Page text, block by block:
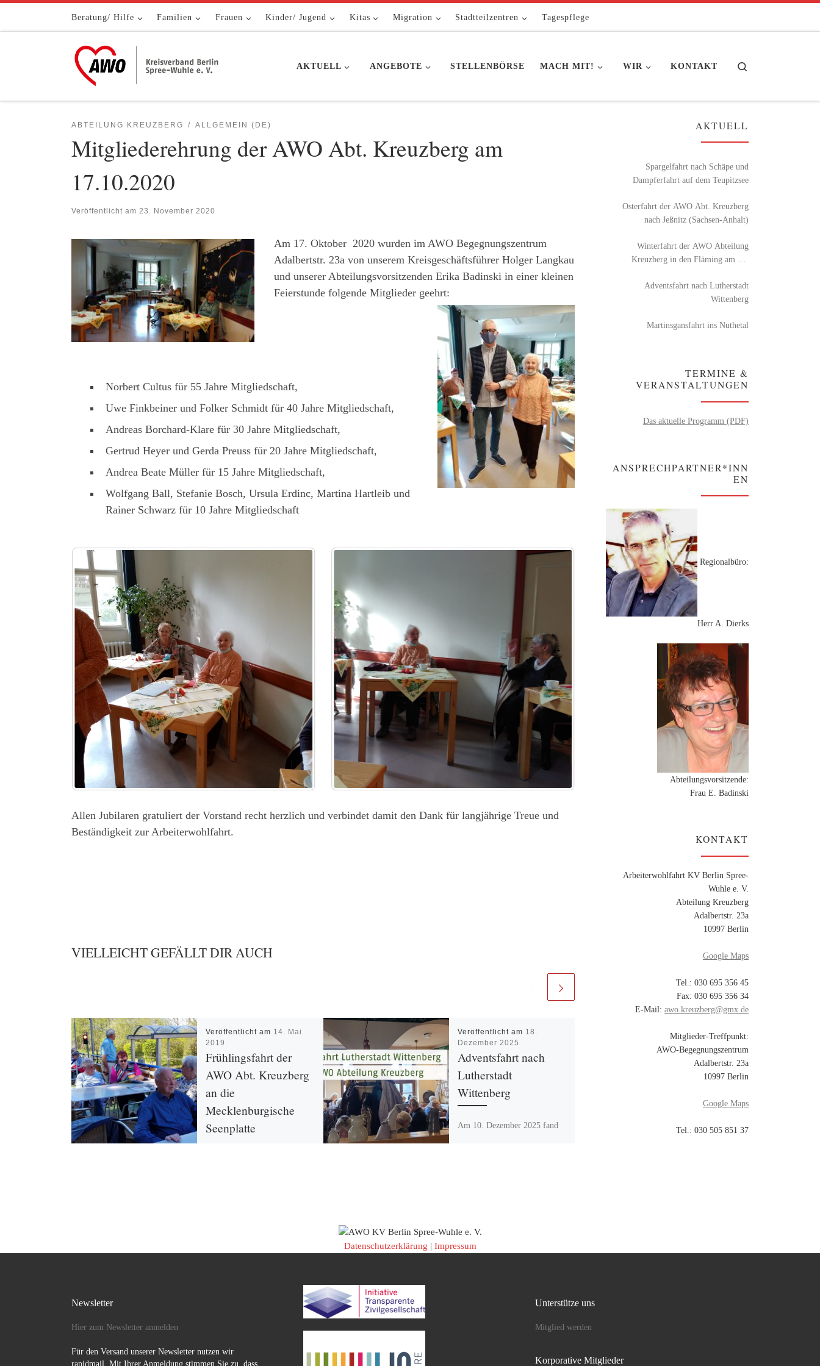
Zum Inhalt springenBeratung/ Hilfe Familien Frauen Kinder/ Jugend Kitas Migration Stadtteilzentren Tagespflege
AKTUELL ANGEBOTE STELLENBÖRSE MACH MIT! WIR KONTAKT
ABTEILUNG KREUZBERG ALLGEMEIN (DE)
Mitgliederehrung der AWO Abt. Kreuzberg am
17.10.2020
Veröffentlicht am 23. November 2020
Am 17. Oktober 2020 wurden im AWO Begegnungszentrum
Adalbertstr. 23a von unserem Kreisgeschäftsführer Holger Langkau
und unserer Abteilungsvorsitzenden Erika Badinski in einer kleinen
Feierstunde folgende Mitglieder geehrt:
Norbert Cultus für 55 Jahre Mitgliedschaft,
Uwe Finkbeiner und Folker Schmidt für 40 Jahre Mitgliedschaft,
Andreas Borchard-Klare für 30 Jahre Mitgliedschaft,
Gertrud Heyer und Gerda Preuss für 20 Jahre Mitgliedschaft,
Andrea Beate Müller für 15 Jahre Mitgliedschaft,
Wolfgang Ball, Stefanie Bosch, Ursula Erdinc, Martina Hartleib und
Rainer Schwarz für 10 Jahre Mitgliedschaft
Allen Jubilaren gratuliert der Vorstand recht herzlich und verbindet damit den Dank für langjährige Treue und
Beständigkeit zur Arbeiterwohlfahrt.
VIELLEICHT GEFÄLLT DIR AUCH
Veröffentlicht am 14. Mai
2019
Frühlingsfahrt der
AWO Abt. Kreuzberg
an die
Mecklenburgische
Seenplatte
Veröffentlicht am 18.
Dezember 2025
Adventsfahrt nach
Lutherstadt
Wittenberg
Am 10. Dezember 2025 fand
Veröffentlicht am
November 2022
Martinsgansfahrt am
10.11.22 nach
Am 10. November 2022
AKTUELL
Spargelfahrt nach Schäpe und
Dampferfahrt auf dem Teupitzsee
Osterfahrt der AWO Abt. Kreuzberg
nach Jeßnitz (Sachsen-Anhalt)
Winterfahrt der AWO Abteilung
Kreuzberg in den Fläming am 26.
Adventsfahrt nach Lutherstadt
Wittenberg
Martinsgansfahrt ins Nuthetal
TERMINE &
VERANSTALTUNGEN
Das aktuelle Programm (PDF)
ANSPRECHPARTNER*INN
EN
Regionalbüro:
Herr A. Dierks
Abteilungsvorsitzende:
Frau E. Badinski
KONTAKT
Arbeiterwohlfahrt KV Berlin Spree-
Wuhle e. V.
Abteilung Kreuzberg
Adalbertstr. 23a
10997 Berlin
Google Maps
Tel.: 030 695 356 45
Fax: 030 695 356 34
E-Mail: awo.kreuzberg@gmx.de
Mitglieder-Treffpunkt:
AWO-Begegnungszentrum
Adalbertstr. 23a
10997 Berlin
Google Maps
Tel.: 030 505 851 37
Datenschutzerklärung | Impressum
Newsletter
Hier zum Newsletter anmelden
Für den Versand unserer Newsletter nutzen wir
rapidmail. Mit Ihrer Anmeldung stimmen Sie zu, dass
Unterstütze uns
Mitglied werden
Korporative Mitglieder